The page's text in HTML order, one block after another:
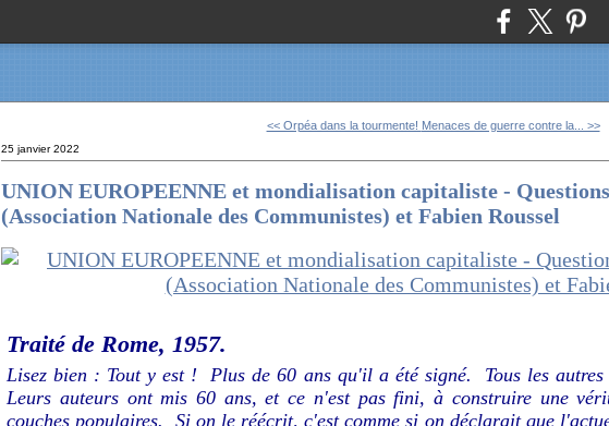
<< Orpéa dans la tourmente! Menaces de guerre contre la... >>
25 janvier 2022
UNION EUROPEENNE et mondialisation capitaliste -
(Association Nationale des Communistes) et Fabien Roussel
Traité de Rome, 1957.
Lisez bien : Tout y est ! Plus de 60 ans qu'il a été signé. Tous les autres
Leurs auteurs ont mis 60 ans, et ce n'est pas fini, à construire une
couches populaires. Si on le réécrit, c'est comme si on déclarait que